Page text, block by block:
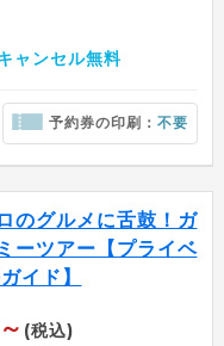
ャンセル無料
予約券の印刷：不要
のグルメに舌鼓！ガ
ーツアー【プライベ
イド】
(税込)